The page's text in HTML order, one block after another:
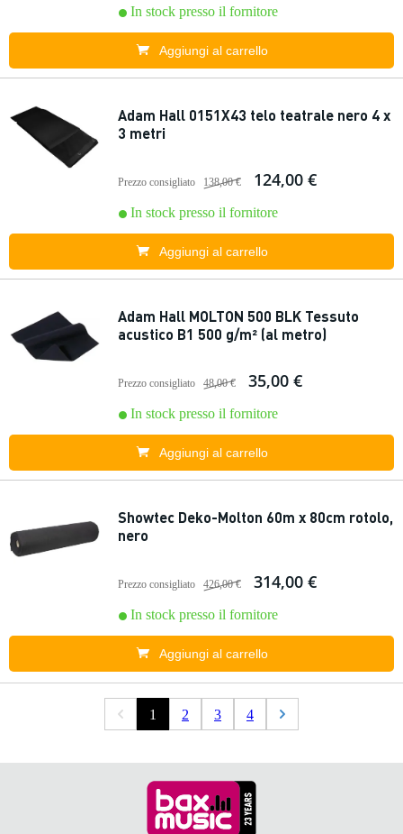
In stock presso il fornitore
Aggiungi al carrello
Adam Hall 0151X43 telo teatrale nero 4 x
3 metri
Prezzo consigliato 138,00 € 124,00 €
In stock presso il fornitore
Aggiungi al carrello
Adam Hall MOLTON 500 BLK Tessuto
acustico B1 500 g/m² (al metro)
Prezzo consigliato 48,00 € 35,00 €
In stock presso il fornitore
Aggiungi al carrello
Showtec Deko-Molton 60m x 80cm rotolo,
nero
Prezzo consigliato 426,00 € 314,00 €
In stock presso il fornitore
Aggiungi al carrello
1 2 3 4